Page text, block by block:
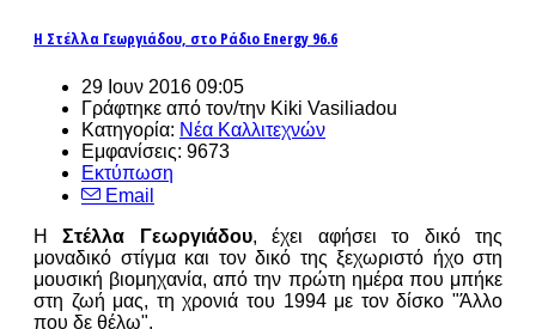
Η Στέλλα Γεωργιάδου, στο Ράδιο Energy 96.6
29 Ιουν 2016 09:05
Γράφτηκε από τον/την Kiki Vasiliadou
Κατηγορία: Νέα Καλλιτεχνών
Εμφανίσεις: 9673
Εκτύπωση
Email
ΗΣτέλλα Γεωργιάδου, έχει αφήσει το δικό της
μοναδικό στίγμα και τον δικό της ξεχωριστό ήχο στη
μουσική βιομηχανία, από την πρώτη ημέρα που μπήκε
στη ζωή μας, τη χρονιά του 1994 με τον δίσκο "Άλλο
που δε θέλω".